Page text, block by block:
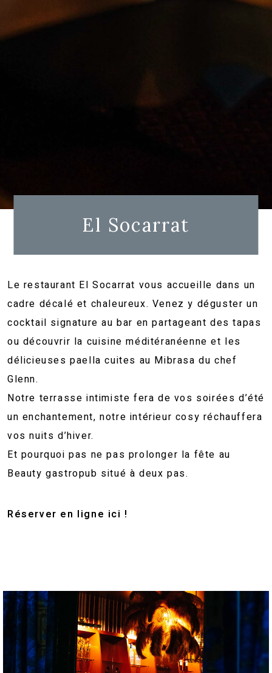
El Socarrat
Le restaurant El Socarrat vous accueille dans un
cadre décalé et chaleureux. Venez y déguster un
cocktail signature au bar en partageant des tapas
ou découvrir la cuisine méditéranéenne et les
délicieuses paella cuites au Mibrasa du chef
Glenn.
Notre terrasse intimiste fera de vos soirées d’été
un enchantement, notre intérieur cosy réchauffera
vos nuits d’hiver.
Et pourquoi pas ne pas prolonger la fête au
Beauty gastropub situé à deux pas.
Réserver en ligne ici !